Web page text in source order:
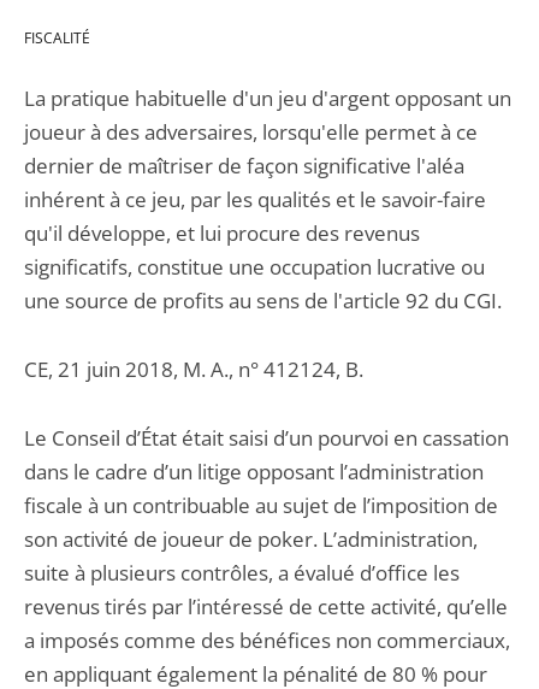
FISCALITÉ
La pratique habituelle d'un jeu d'argent opposant un
joueur à des adversaires, lorsqu'elle permet à ce
dernier de maîtriser de façon significative l'aléa
inhérent à ce jeu, par les qualités et le savoir-faire
qu'il développe, et lui procure des revenus
significatifs, constitue une occupation lucrative ou
une source de profits au sens de l'article 92 du CGI.
CE, 21 juin 2018, M. A., n° 412124, B.
Le Conseil d’État était saisi d’un pourvoi en cassation
dans le cadre d’un litige opposant l’administration
fiscale à un contribuable au sujet de l’imposition de
son activité de joueur de poker. L’administration,
suite à plusieurs contrôles, a évalué d’office les
revenus tirés par l’intéressé de cette activité, qu’elle
a imposés comme des bénéfices non commerciaux,
en appliquant également la pénalité de 80 % pour